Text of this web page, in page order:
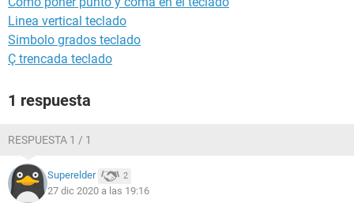
Linea vertical teclado
Simbolo grados teclado
Ç trencada teclado
1 respuesta
RESPUESTA 1 / 1
Superelder 2
27 dic 2020 a las 19:16